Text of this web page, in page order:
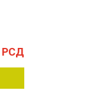
РСД